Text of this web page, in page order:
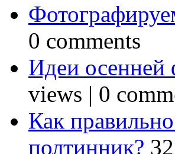
0 comments
Идеи осенней
views | 0
Как
полтинник?